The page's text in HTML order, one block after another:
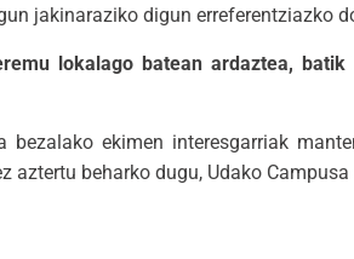
jakinaraziko digun erreferentziazko
lokalago batean ardaztea,
bezalako ekimen interesgarriak
aztertu beharko dugu, Udako Campusa